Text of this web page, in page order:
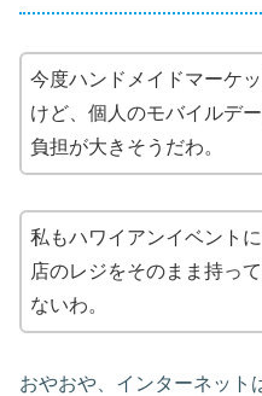
今度ハンドメイドマーケ
けど、個人のモバイルデ
負担が大きそうだわ。
私もハワイアンイベント
店のレジをそのまま持っ
ないわ。
おやおや、インターネット